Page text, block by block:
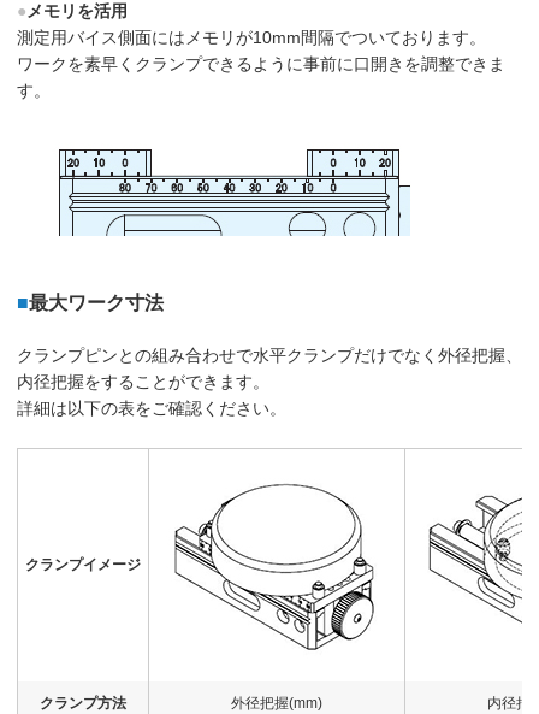
●メモリを活用
測定用バイス側面にはメモリが10mm間隔でついております。
ワークを素早くクランプできるように事前に口開きを調整できま
す。
■最大ワーク寸法
クランプピンとの組み合わせで水平クランプだけでなく外径把握、
内径把握をすることができます。
詳細は以下の表をご確認ください。
クランプイメージ
クランプ方法 外径把握(mm) 内径把